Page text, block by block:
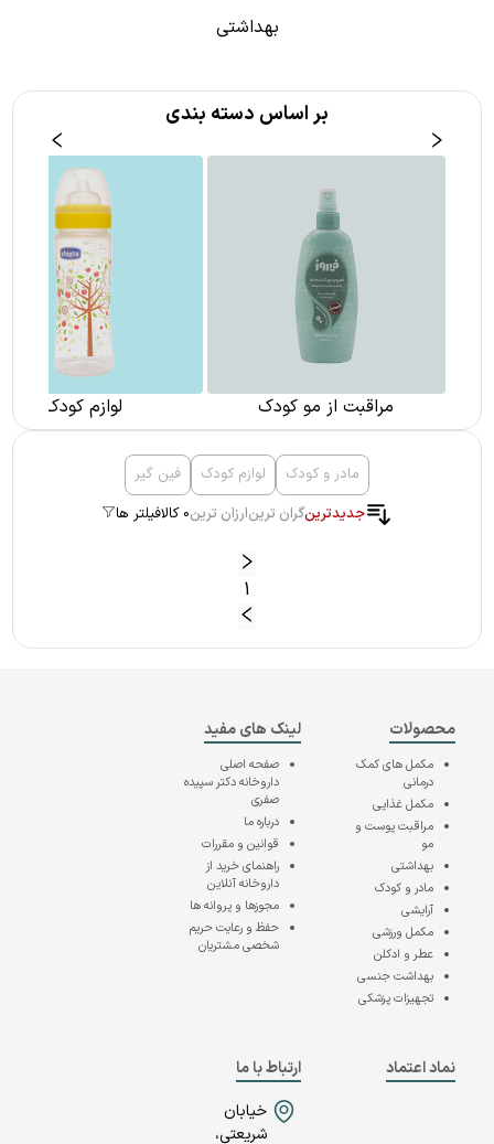
بهداشتی
بر اساس دسته بندی
مراقبت از مو کودک لوازم کودک
مادر و کودک لوازم کودک
فین گیر
جدیدترینگران ترینارزان ترین0 کالا فیلتر ها
1
محصولات
مکمل های کمک
درمانی
مکمل غذایی
مراقبت پوست و
مو
بهداشتی
مادر و کودک
آرایشی
مکمل ورزشی
عطر و ادکلن
بهداشت جنسی
تجهیزات پزشکی
لینک های مفید
صفحه اصلی
داروخانه دکتر سپیده
صفری
درباره ما
قوانین و مقررات
راهنمای خرید از
داروخانه آنلاین
مجوزها و پروانه ها
حفظ و رعایت حریم
شخصی مشتریان
نماد اعتماد
ارتباط با ما
خیابان
شریعتی،